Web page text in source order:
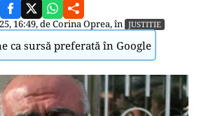
16:49, deCorina Oprea, în JUSTITIE
ca sursă preferată în Google